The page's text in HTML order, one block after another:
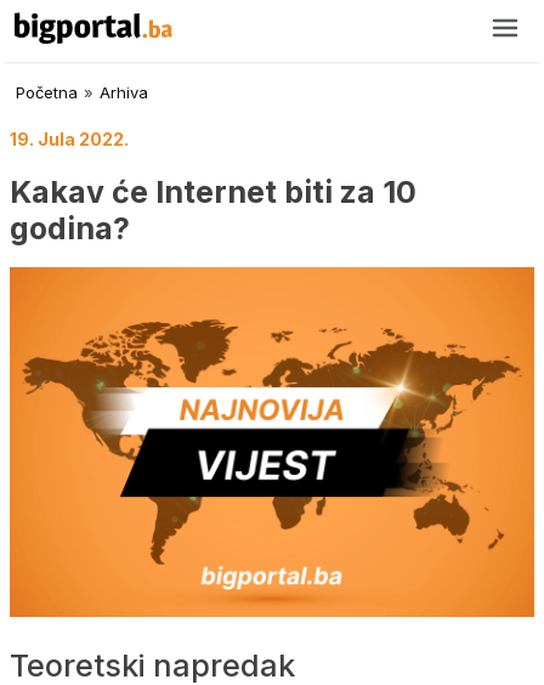
Početna » Arhiva
19. Jula 2022.
Kakav će Internet biti za 10
godina?
Teoretski napredak